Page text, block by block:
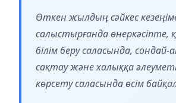
Өткен жылдың сәйкес
салыстырғанда өнеркәсіпте,
білім беру саласында, сондай-
сақтау және халыққа
көрсету саласында өсім